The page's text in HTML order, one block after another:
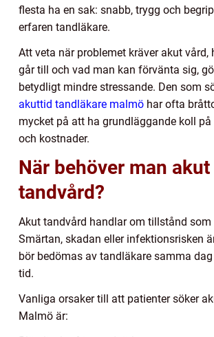
flesta ha en sak: snabb, trygg och
erfaren tandläkare.
Att veta när problemet kräver akut vård,
går till och vad man kan förvänta sig,
betydligt mindre stressande. Den som
akuttid tandläkare malmö har ofta
mycket på att ha grundläggande koll
och kostnader.
När behöver man akut
tandvård?
Akut tandvård handlar om tillstånd som
Smärtan, skadan eller infektionsrisken
bör bedömas av tandläkare samma
tid.
Vanliga orsaker till att patienter söker
Malmö är: